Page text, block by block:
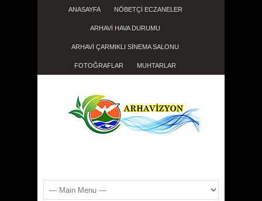
ANASAYFA NÖBETÇİ ECZANELER
ARHAVİ HAVA DURUMU
ARHAVİ ÇARMIKLI SİNEMA SALONU
FOTOĞRAFLAR MUHTARLAR